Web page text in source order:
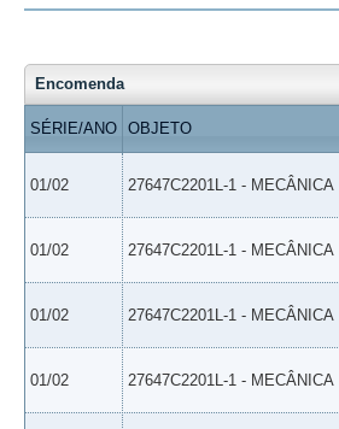
Encomenda
SÉRIE/ANO OBJETO
01/02 27647C2201L-1 - MECÂNICA
01/02 27647C2201L-1 - MECÂNICA
01/02 27647C2201L-1 - MECÂNICA
01/02 27647C2201L-1 - MECÂNICA